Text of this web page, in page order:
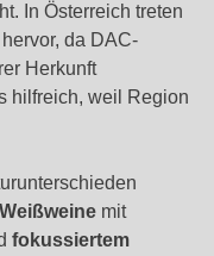
In Österreich treten
da DAC-
Herkunft
hilfreich, weil Region
Weißweine mit
fokussiertem